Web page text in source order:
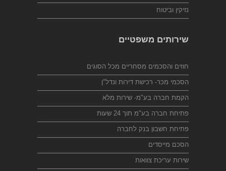
נזיקין וביטוח
שירותים משפטיים
חוזים והסכמים מסחריים מכל הסוגים
הסכמי מכר- רכישת דירות ונדל"ן
הקמת חברה בע"מ- שירות מלא
פתיחת חברה בע"מ תוך 24 שעות
פתיחת חשבון בנק לחברה
הסכם מייסדים
שירות עריכת צוואות